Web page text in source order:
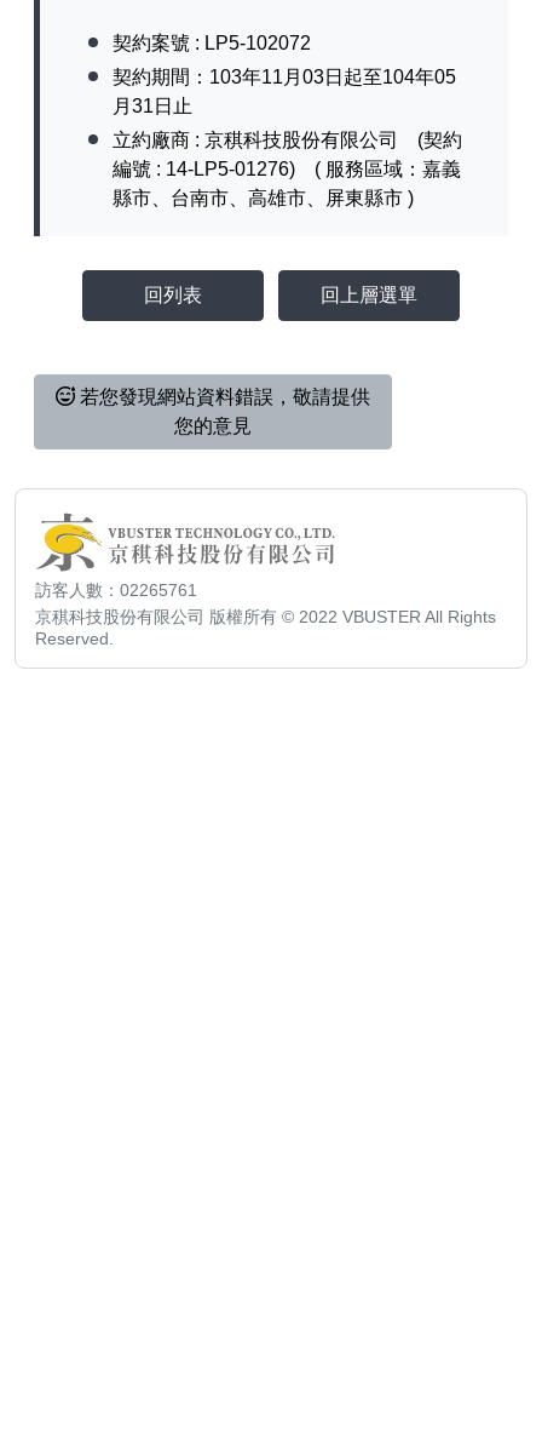
契約案號 : LP5-102072
契約期間：103年11月03日起至104年05
月31日止
立約廠商 : 京稘科技股份有限公司 (契約
編號 : 14-LP5-01276) ( 服務區域：嘉義
縣市、台南市、高雄市、屏東縣市 )
回列表 回上層選單
若您發現網站資料錯誤，敬請提供
您的意見
訪客人數：02265761
京稘科技股份有限公司 版權所有 © 2022 VBUSTER All Rights
Reserved.